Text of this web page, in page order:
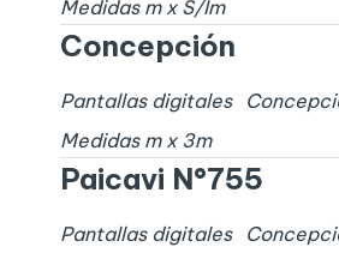
Medidas m x S/Im
Concepción
Pantallas digitales
Medidas m x 3m
Paicavi N°755
Pantallas digitales